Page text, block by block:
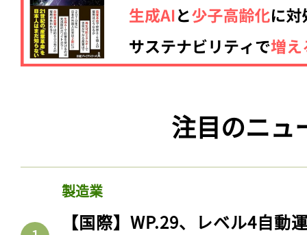
注目のニュ
製造業
【国際】WP.29、レベル4自動